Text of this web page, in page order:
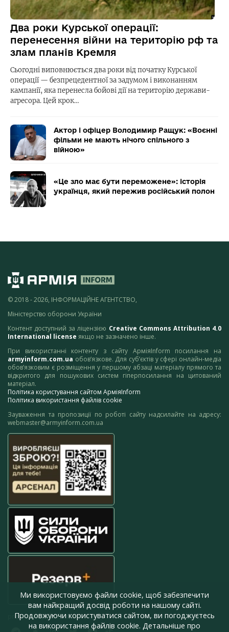
Два роки Курської операції:
перенесення війни на територію рф та
злам планів Кремля
Сьогодні виповнюється два роки від початку Курської
операції — безпрецедентної за задумом і виконанням
кампанії, яка перенесла бойові дії на територію держави-
агресора. Цей крок…
Актор і офіцер Володимир Ращук: «Воєнні
фільми не мають нічого спільного з
війною»
«Це зло має бути переможене»: історія
українця, який пережив російський полон
© 2018 - 2026, ІНФОРМАЦІЙНЕ АГЕНТСТВО,
Міністерство оборони України
Контент доступний за ліцензією Creative Commons Attribution 4.0
International license якщо не зазначено інше.
При використанні контенту з сайту АрміяInform посилання на
armyinform.com.ua обов’язкове. Для суб’єктів у сфері онлайн-медіа
обов’язковим є розміщення у першому абзаці матеріалу прямого та
відкритого для пошукових систем гіперпосилання на цитований
матеріал.
Політика користування сайтом АрміяInform
Політика використання файлів cookie
Зауваження та пропозиції по роботі сайту надсилайте на адресу:
webmaster@armyinform.com.ua
press@armyinform.com.ua
Ми використовуємо файли cookie, щоб забезпечити
вам найкращий досвід роботи на нашому сайті.
Продовжуючи користуватися сайтом, ви погоджуєтесь
на використання файлів cookie. Детальніше про